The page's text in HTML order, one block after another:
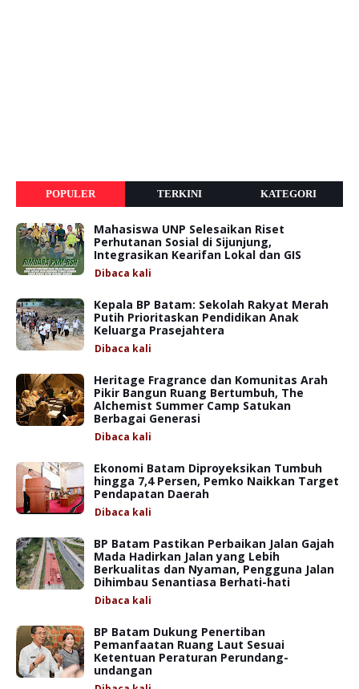
POPULER TERKINI KATEGORI
Mahasiswa UNP Selesaikan Riset
Perhutanan Sosial di Sijunjung,
Integrasikan Kearifan Lokal dan GIS
Dibaca kali
Kepala BP Batam: Sekolah Rakyat Merah
Putih Prioritaskan Pendidikan Anak
Keluarga Prasejahtera
Dibaca kali
Heritage Fragrance dan Komunitas Arah
Pikir Bangun Ruang Bertumbuh, The
Alchemist Summer Camp Satukan
Berbagai Generasi
Dibaca kali
Ekonomi Batam Diproyeksikan Tumbuh
hingga 7,4 Persen, Pemko Naikkan Target
Pendapatan Daerah
Dibaca kali
BP Batam Pastikan Perbaikan Jalan Gajah
Mada Hadirkan Jalan yang Lebih
Berkualitas dan Nyaman, Pengguna Jalan
Dihimbau Senantiasa Berhati-hati
Dibaca kali
BP Batam Dukung Penertiban
Pemanfaatan Ruang Laut Sesuai
Ketentuan Peraturan Perundang-
undangan